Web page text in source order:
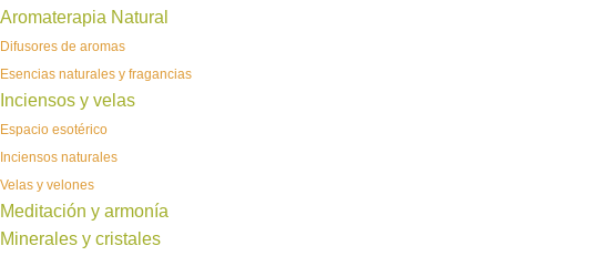
Aromaterapia Natural
Difusores de aromas
Esencias naturales y fragancias
Inciensos y velas
Espacio esotérico
Inciensos naturales
Velas y velones
Meditación y armonía
Minerales y cristales